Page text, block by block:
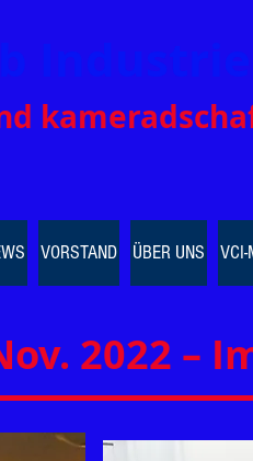
kamer
VORSTAND ÜBER UNS
2022 –